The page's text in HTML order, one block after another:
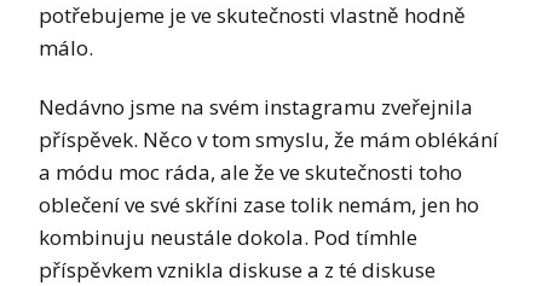
potřebujeme je ve skutečnosti vlastně hodně
málo.
Nedávno jsme na svém instagramu zveřejnila
příspěvek. Něco v tom smyslu, že mám oblékání
a módu moc ráda, ale že ve skutečnosti toho
oblečení ve své skříni zase tolik nemám, jen ho
kombinuju neustále dokola. Pod tímhle
příspěvkem vznikla diskuse a z té diskuse